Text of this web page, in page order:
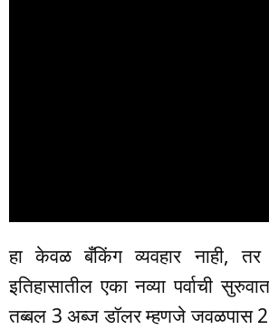
हा केवळ बँकिंग व्यवहार नाही, तर
इतिहासातील एका नव्या पर्वाची
तब्बल 3 अब्ज डॉलर म्हणजे जवळपास